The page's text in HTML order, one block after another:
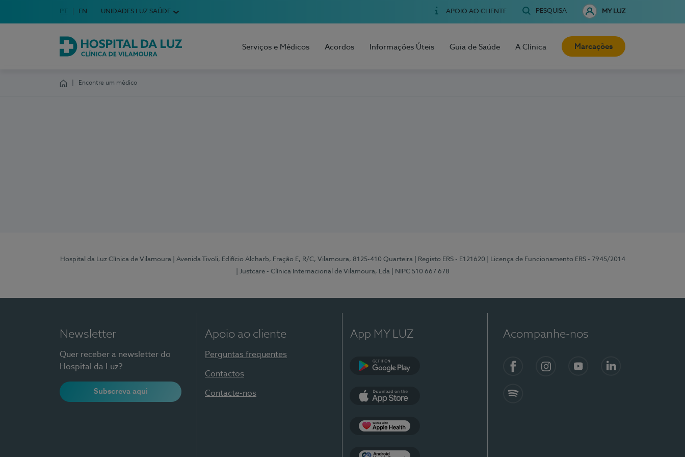
Escolha o seu idioma
Idioma em Português
PT English Language
EN UNIDADES LUZ SAÚDE APOIO AO CLIENTE PESQUISA MY LUZ
Hospital da Luz Clínica de Vilamoura
Serviços e Médicos Acordos Informações Úteis Guia de Saúde A Clínica Marcações
Encontre um médico
Hospital da Luz Clínica de Vilamoura | Avenida Tivoli, Edifício Alcharb, Fração E, R/C, Vilamoura, 8125-410 Quarteira | Registo ERS - E121620
| Licença de Funcionamento ERS - 7945/2014
| Justcare - Clínica Internacional de Vilamoura, Lda
| NIPC 510 667 678
Newsletter
Quer receber a newsletter do
Hospital da Luz?
Subscreva aqui
Apoio ao cliente
Perguntas frequentes
Contactos
Contacte-nos
App MY LUZ Acompanhe-nos